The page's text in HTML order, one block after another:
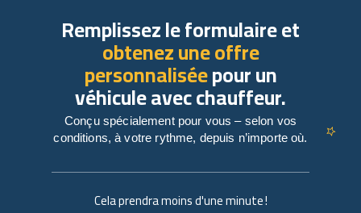
Cela prendra moins d'une minute !
Remplissez le formulaire et
obtenez une offre
personnaliséepour un
véhicule avec chauffeur.
Conçu spécialement pour vous – selon vos
conditions, à votre rythme, depuis n’importe où.